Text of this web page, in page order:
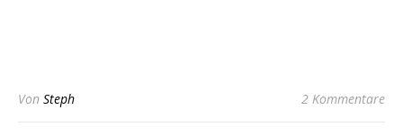
Von Steph 2 Kommentare